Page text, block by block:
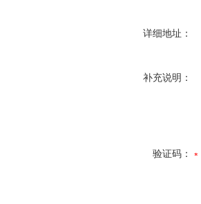
详细地址：
补充说明：
验证码：